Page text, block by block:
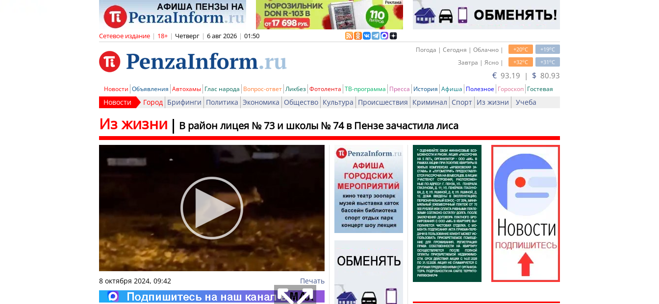
Сетевое издание | 18+ | Четверг | 6 авг 2026 | 01:50
+19oC
+20oC
Погода | Сегодня | Облачно |
+31oC
+32oC
Завтра | Ясно |
€ 93.19 | $ 80.93
Новости Объявления Автохамы Глас народа Вопрос-ответ Ликбез Фотолента ТВ-программа Пресса История Афиша Полезное Гороскоп Гостевая
Новости Город Брифинги Политика Экономика Общество Культура Происшествия Криминал Спорт Из жизни Учеба
В район лицея № 73 и школы № 74 в Пензе зачастила лиса
Из жизни
8 октября 2024, 09:42 Печать